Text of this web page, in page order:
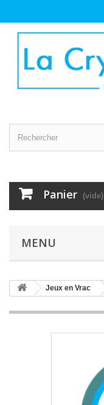
Panier (vide)
MENU
Jeux en Vrac